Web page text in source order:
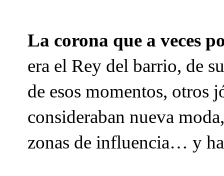
La corona que a veces
era el Rey del barrio, de
de esos momentos, otros
consideraban nueva
zonas de influencia… y